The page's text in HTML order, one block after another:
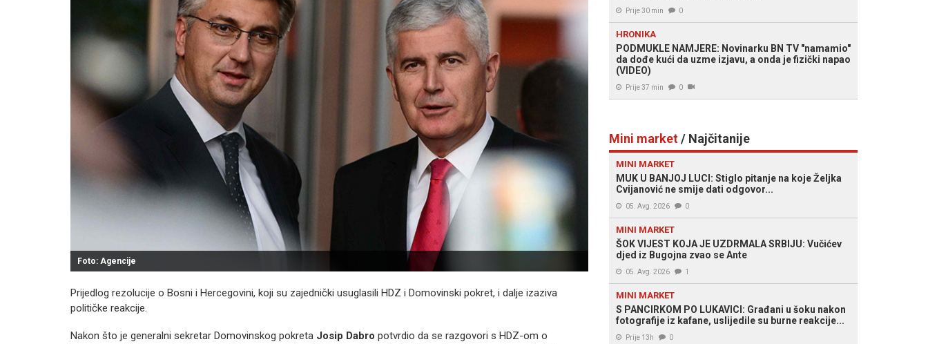
Foto: Agencije
Prijedlog rezolucije o Bosni i Hercegovini, koji su zajednički usuglasili HDZ i Domovinski pokret, i dalje izaziva
političke reakcije.
Nakon što je generalni sekretar Domovinskog pokreta Josip Dabro potvrdio da se razgovori s HDZ-om o
Prije 30 min 0
HRONIKA
PODMUKLE NAMJERE: Novinarku BN TV "namamio"
da dođe kući da uzme izjavu, a onda je fizički napao
(VIDEO)
Prije 37 min 0
Mini market/ Najčitanije
MINI MARKET
MUK U BANJOJ LUCI: Stiglo pitanje na koje Željka
Cvijanović ne smije dati odgovor...
05. Avg. 2026 0
MINI MARKET
ŠOK VIJEST KOJA JE UZDRMALA SRBIJU: Vučićev
djed iz Bugojna zvao se Ante
05. Avg. 2026 1
MINI MARKET
S PANCIRKOM PO LUKAVICI: Građani u šoku nakon
fotografije iz kafane, uslijedile su burne reakcije...
Prije 13h 0